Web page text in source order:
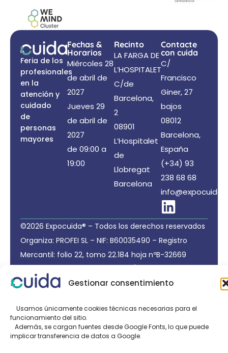
Gestionar consentimiento
Usamos únicamente cookies técnicas necesarias para el
funcionamiento del sitio.
Además, se cargan fuentes desde Google Fonts, lo que puede
implicar transferencia de datos a Google.
Feria de los
profesionales
en la
atención y
cuidado
de
personas
mayores
Fechas &
Horarios
Miércoles 28
de abril de
2027
Jueves 29
de abril de
2027
de 09:00 a
19:00
Recinto
LA FARGA DE
L’HOSPITALET
C/de
Barcelona,
2
08901
L’Hospitalet
de
Llobregat
Barcelona
Contacte
con cuida
C/
Francisco
Giner, 27
bajos
08012
Barcelona,
España
(+34) 93
238 68 68
©2026 Expocuida® – Todos los derechos reservados
Organiza: PROFEI SL – NIF: B60035490 – Registro
Mercantil: folio 22, tomo 22.184 hoja nºB-32669
/Aviso legal